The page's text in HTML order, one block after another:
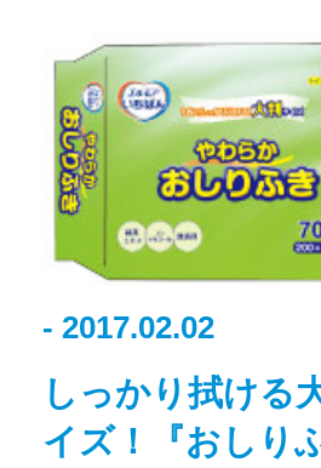
- 2017.02.02
しっかり拭ける
イズ！『おしり